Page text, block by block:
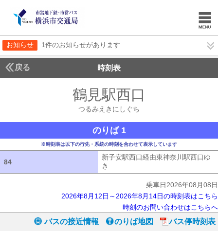
お知らせ 1件のお知らせがあります
戻る 時刻表
鶴見駅西口
つるみえきにしぐち
のりば 1
※時刻表は以下の行先・系統の時刻を合わせて表示しています
84
新子安駅西口経由東神奈川駅西口ゆ
き
乗車日2026年08月08日
2026年8月12日～2026年8月14日の時刻表はこちら
時刻のお問い合わせはこちらへ
バスの接近情報 のりば地図
バス停時刻表